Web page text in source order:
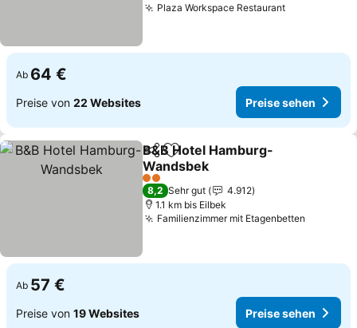
Plaza Workspace Restaurant
Ab 64 €
Preise von 22 Websites Preise sehen
TeilenZu Favoriten hinzufügen
B&B Hotel Hamburg-
Wandsbek
2 Sterne
8,2 Sehr gut
4.912
1.1 km bis Eilbek
Familienzimmer mit Etagenbetten
Ab 57 €
Preise von 19 Websites Preise sehen